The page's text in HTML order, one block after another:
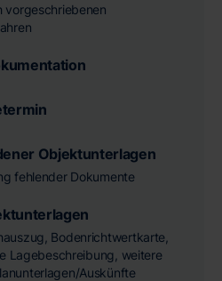
vorgeschriebenen
Objektunterlagen
fehlender Dokumente
Bodenrichtwertkarte,
Lagebeschreibung, weitere
Auskünfte